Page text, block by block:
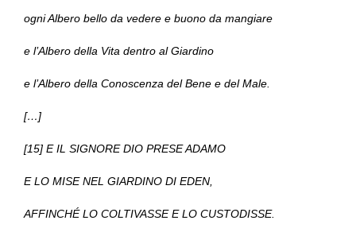
ogni Albero bello da vedere e buono da mangiare
e l’Albero della Vita dentro al Giardino
e l’Albero della Conoscenza del Bene e del Male.
[…]
[15] E IL SIGNORE DIO PRESE ADAMO
E LO MISE NEL GIARDINO DI EDEN,
AFFINCHÉ LO COLTIVASSE E LO CUSTODISSE.